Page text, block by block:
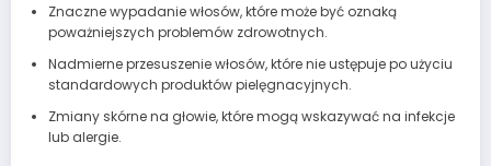
Znaczne wypadanie włosów, które może być oznaką
poważniejszych problemów zdrowotnych.
Nadmierne przesuszenie włosów, które nie ustępuje po użyciu
standardowych produktów pielęgnacyjnych.
Zmiany skórne na głowie, które mogą wskazywać na infekcje
lub alergie.